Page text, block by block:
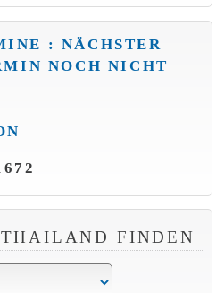
: NÄCHSTER
NOCH NICHT
FINDEN